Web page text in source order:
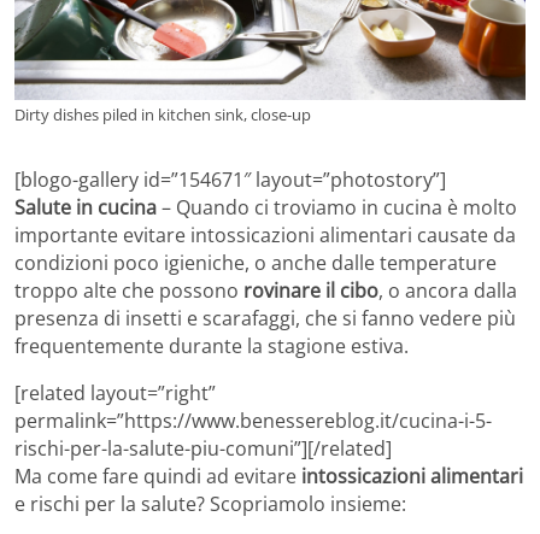
Dirty dishes piled in kitchen sink, close-up
[blogo-gallery id=”154671″ layout=”photostory”]
Salute in cucina– Quando ci troviamo in cucina è molto
importante evitare intossicazioni alimentari causate da
condizioni poco igieniche, o anche dalle temperature
troppo alte che possono rovinare il cibo, o ancora dalla
presenza di insetti e scarafaggi, che si fanno vedere più
frequentemente durante la stagione estiva.
[related layout=”right”
permalink=”https://www.benessereblog.it/cucina-i-5-
rischi-per-la-salute-piu-comuni”][/related]
Ma come fare quindi ad evitare intossicazioni alimentari
e rischi per la salute? Scopriamolo insieme: